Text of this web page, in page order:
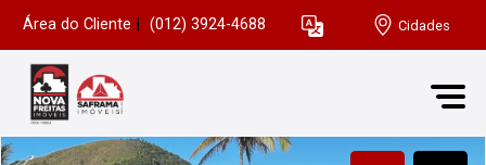
Área do Cliente (012) 3924-4688 Cidades